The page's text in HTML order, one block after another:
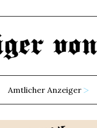
Amtlicher Anzeiger